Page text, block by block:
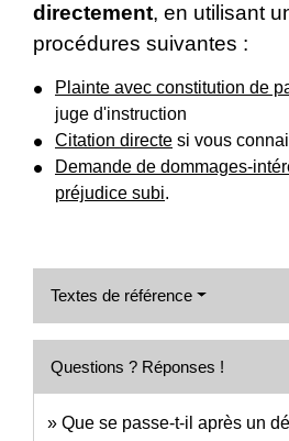
directement, en utilisant
procédures suivantes :
Plainte avec constitution de
juge d'instruction
Citation directe si vous
Demande de dommages-
préjudice subi.
Textes de référence
Questions ? Réponses !
Que se passe-t-il après un